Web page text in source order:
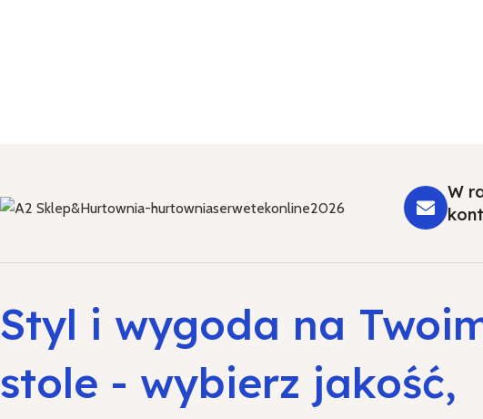
W
Styl i wygoda na
stole - wybierz jakość,